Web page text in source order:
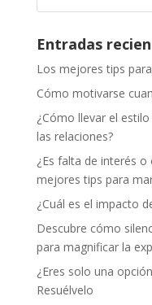
Entradas
Los mejores tips
Cómo motivarse
¿Cómo llevar el
las relaciones?
¿Es falta de interés o
mejores tips para
¿Cuál es el impacto
Descubre cómo
para magnificar la
¿Eres solo una
Resuélvelo